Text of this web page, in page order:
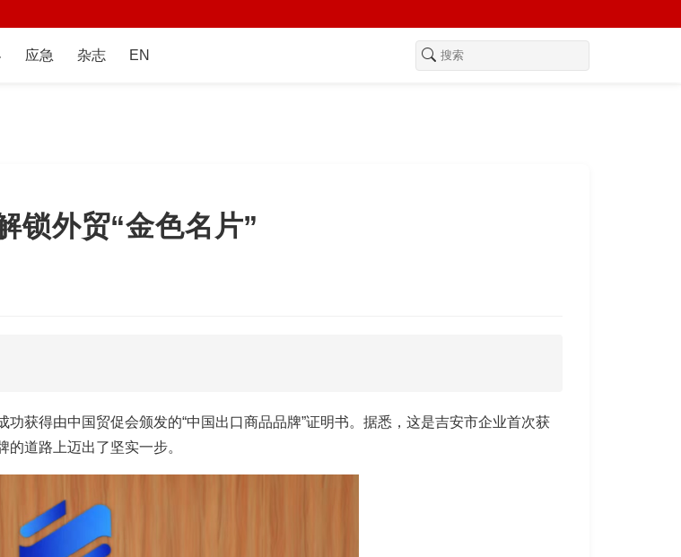
应急 杂志 EN
锁外贸“金色名片”
获得由中国贸促会颁发的“中国出口商品品牌”证明书。据悉，这是吉安市企业首次获
道路上迈出了坚实一步。